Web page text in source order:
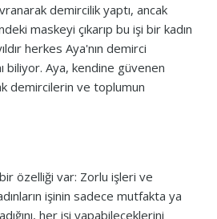
demircilik yaptı, ancak
maskeyi çıkarıp bu işi bir kadın
herkes Aya'nın demirci
biliyor. Aya, kendine güvenen
demircilerin ve toplumun
özelliği var: Zorlu işleri ve
işinin sadece mutfakta ya
her işi yapabileceklerini